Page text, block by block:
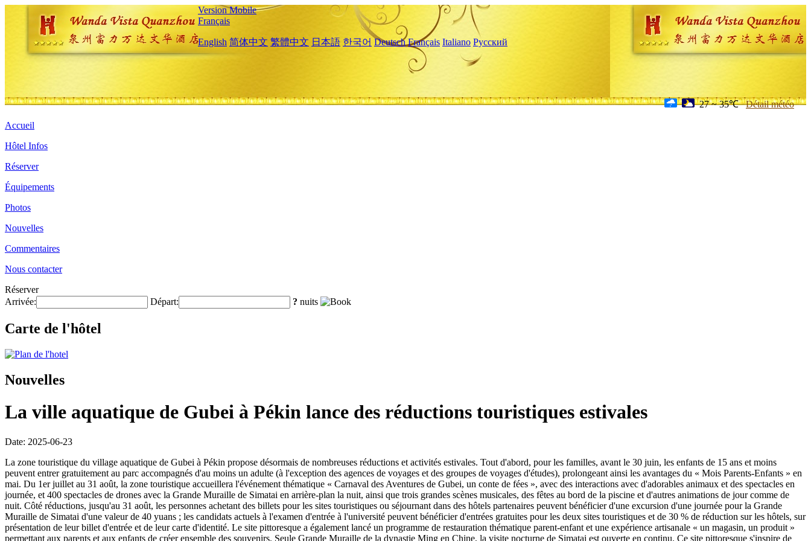
Version Mobile
Français
English 简体中文 繁體中文 日本語 한국어 Deutsch Français Italiano Русский
27 ~ 35℃ Détail météo
Accueil
Hôtel Infos
Réserver
Équipements
Photos
Nouvelles
Commentaires
Nous contacter
Réserver
Arrivée:
Départ: ? nuits
Carte de l'hôtel
Nouvelles
La ville aquatique de Gubei à Pékin lance des réductions touristiques estivales
Date: 2025-06-23
La zone touristique du village aquatique de Gubei à Pékin propose désormais de nombreuses réductions et activités estivales. Tout d'abord, pour les familles, avant le 30 juin, les enfants de 15 ans et moins
peuvent entrer gratuitement au parc accompagnés d'au moins un adulte (à l'exception des agences de voyages et des groupes de voyages d'études), prolongeant ainsi les avantages du « Mois Parents-Enfants » en
mai. Du 1er juillet au 31 août, la zone touristique accueillera l'événement thématique « Carnaval des Aventures de Gubei, un conte de fées », avec des interactions avec d'adorables animaux et des spectacles en
journée, et 400 spectacles de drones avec la Grande Muraille de Simatai en arrière-plan la nuit, ainsi que trois grandes scènes musicales, des fêtes au bord de la piscine et d'autres animations de jour comme de
nuit. Côté réductions, jusqu'au 31 août, les personnes achetant des billets pour les sites touristiques ou séjournant dans des hôtels partenaires peuvent bénéficier d'une excursion d'une journée pour la Grande
Muraille de Simatai d'une valeur de 40 yuans ; les candidats actuels à l'examen d'entrée à l'université peuvent bénéficier d'entrées gratuites pour les deux sites touristiques et de 30 % de réduction sur les hôtels, sur
présentation de leur billet d'entrée et de leur carte d'identité. Le site pittoresque a également lancé un programme de restauration thématique parent-enfant et une expérience artisanale « un magasin, un produit »
permettant aux parents et aux enfants de créer ensemble des souvenirs. Seule Grande Muraille de la dynastie Ming en Chine, la visite nocturne de Simatai est ouverte en continu. Ce site pittoresque s'inspire de